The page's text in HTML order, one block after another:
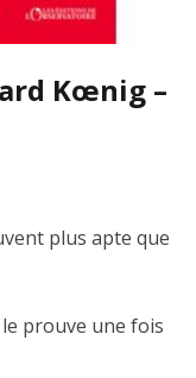
Kœnig –
plus apte que
prouve une fois